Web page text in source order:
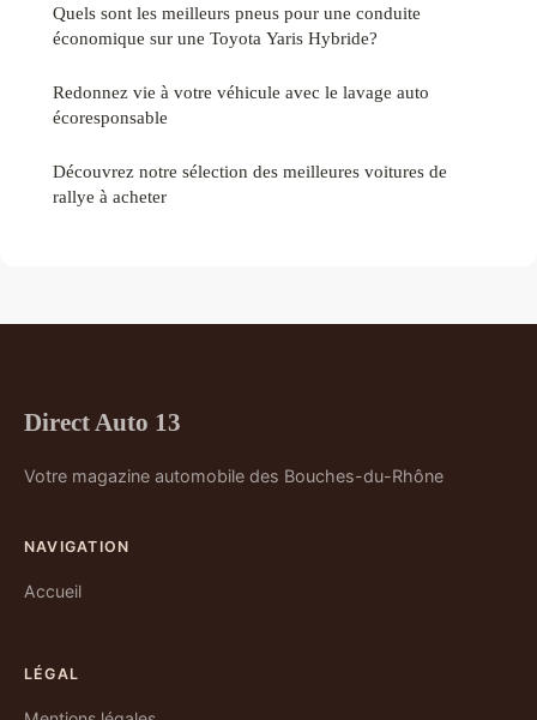
Quels sont les meilleurs pneus pour une conduite
économique sur une Toyota Yaris Hybride?
Redonnez vie à votre véhicule avec le lavage auto
écoresponsable
Découvrez notre sélection des meilleures voitures de
rallye à acheter
Direct Auto 13
Votre magazine automobile des Bouches-du-Rhône
NAVIGATION
Accueil
LÉGAL